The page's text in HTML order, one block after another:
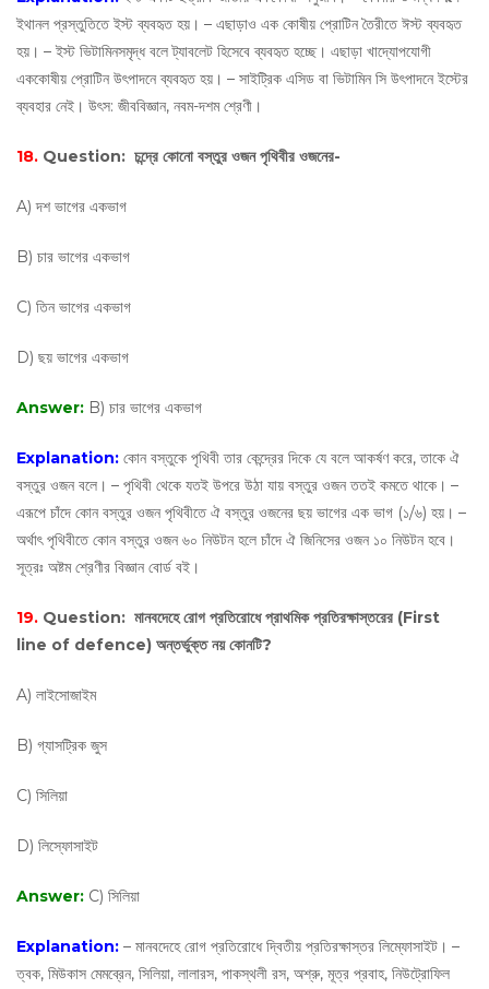
ইথানল প্রস্তুতিতে ইস্ট ব্যবহৃত হয়। – এছাড়াও এক কোষীয় প্রোটিন তৈরীতে ঈস্ট ব্যবহৃত
হয়। – ইস্ট ভিটামিনসমৃদ্ধ বলে ট্যাবলেট হিসেবে ব্যবহৃত হচ্ছে। এছাড়া খাদ্যোপযোগী
এককোষীয় প্রোটিন উৎপাদনে ব্যবহৃত হয়। – সাইট্রিক এসিড বা ভিটামিন সি উৎপাদনে ইস্টের
ব্যবহার নেই। উৎস: জীববিজ্ঞান, নবম-দশম শ্রেণী।
18. Question: চন্দ্রে কোনো বস্তুর ওজন পৃথিবীর ওজনের-
A) দশ ভাগের একভাগ
B) চার ভাগের একভাগ
C) তিন ভাগের একভাগ
D) ছয় ভাগের একভাগ
Answer: B) চার ভাগের একভাগ
Explanation: কোন বস্তুকে পৃথিবী তার কেন্দ্রের দিকে যে বলে আকর্ষণ করে, তাকে ঐ
বস্তুর ওজন বলে। – পৃথিবী থেকে যতই উপরে উঠা যায় বস্তুর ওজন ততই কমতে থাকে। –
এরূপে চাঁদে কোন বস্তুর ওজন পৃথিবীতে ঐ বস্তুর ওজনের ছয় ভাগের এক ভাগ (১/৬) হয়। –
অর্থাৎ পৃথিবীতে কোন বস্তুর ওজন ৬০ নিউটন হলে চাঁদে ঐ জিনিসের ওজন ১০ নিউটন হবে।
সূত্রঃ অষ্টম শ্রেণীর বিজ্ঞান বোর্ড বই।
19. Question: মানবদেহে রোগ প্রতিরোধে প্রাথমিক প্রতিরক্ষাস্তরের (First
line of defence) অন্তর্ভুক্ত নয় কোনটি?
A) লাইসোজাইম
B) গ্যাসট্রিক জুস
C) সিলিয়া
D) লিস্ফোসাইট
Answer: C) সিলিয়া
Explanation: – মানবদেহে রোগ প্রতিরোধে দ্বিতীয় প্রতিরক্ষাস্তর লিম্ফোসাইট। –
ত্বক, মিউকাস মেমব্রেন, সিলিয়া, লালারস, পাকস্থলী রস, অশ্রু, মূত্র প্রবাহ, নিউট্রোফিল